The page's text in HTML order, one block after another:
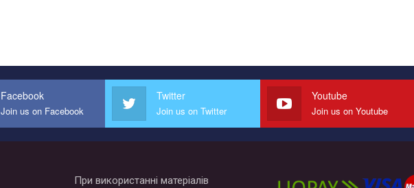
Facebook
Join us on Facebook
Twitter
Join us on Twitter
Youtube
Join us on Youtube
При використанні матеріалів